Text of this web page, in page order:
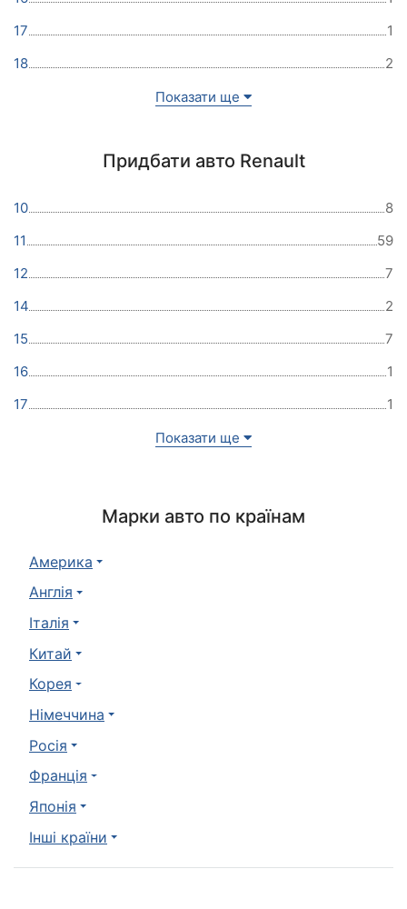
17
1
18
2
Показати ще
Придбати авто Renault
10
8
11
59
12
7
14
2
15
7
16
1
17
1
Показати ще
Марки авто по країнам
Америка
Англія
Італія
Китай
Корея
Німеччина
Росія
Франція
Японія
Інші країни